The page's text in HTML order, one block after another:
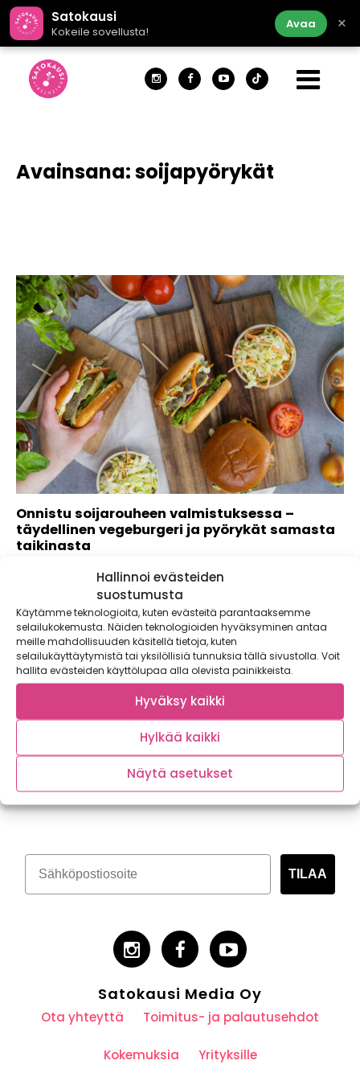
Hallinnoi evästeiden
suostumusta
Käytämme teknologioita, kuten evästeitä parantaaksemme
selailukokemusta. Näiden teknologioiden hyväksyminen antaa
meille mahdollisuuden käsitellä tietoja, kuten
selailukäyttäytymistä tai yksilöllisiä tunnuksia tällä sivustolla. Voit
hallita evästeiden käyttölupaa alla olevista painikkeista.
Hyväksy kaikki
Hylkää kaikki
Näytä asetukset
Satokausi
Kokeile sovellusta!
Avaa ×
Avainsana:soijapyörykät
Onnistu soijarouheen valmistuksessa –
täydellinen vegeburgeri ja pyörykät samasta
taikinasta
Tiesitkö, että sinä päätät miltä soijarouhe maistuu?
Soijarouhe on monella tapaa täydellinen raaka-aine:
Tilaa kasvispitoinen uutiskirje
TILAA
Satokausi Media Oy
Ota yhteyttä Toimitus- ja palautusehdot
Kokemuksia Yrityksille